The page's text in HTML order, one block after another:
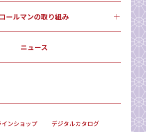
コールマンの取り組み
ニュース
ンショップ デジタルカタログ